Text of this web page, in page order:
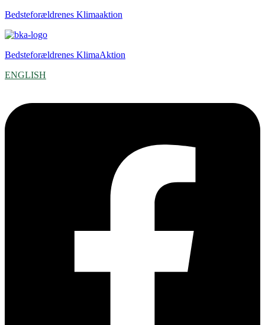
Bedsteforældrenes Klimaaktion
Bedsteforældrenes KlimaAktion
ENGLISH